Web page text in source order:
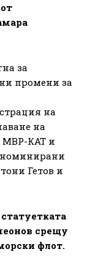
за
промени за
на
на
МВР-КАТ и
номинирани
Гетов и
срещу
флот.